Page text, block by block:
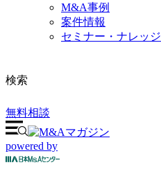
M&A事例
案件情報
セミナー・ナレッジ
検索
無料相談
powered by